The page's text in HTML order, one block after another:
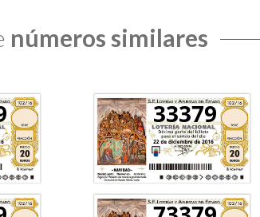
números similares
33379